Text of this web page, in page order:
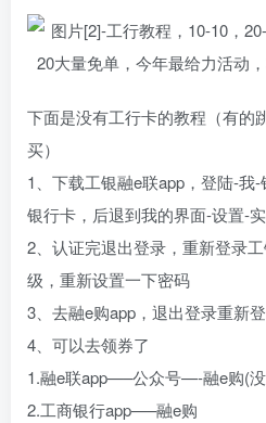
下面是没有工行卡的教程（有的
买）
1、下载工银融e联app，登陆-我
银行卡，后退到我的界面-设置-
2、认证完退出登录，重新登录
级，重新设置一下密码
3、去融e购app，退出登录重新
4、可以去领券了
1.融e联app—–公众号—-融e购(
2.工商银行app—–融e购